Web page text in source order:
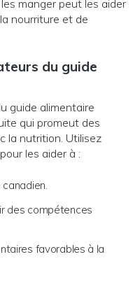
manger peut les aider
nourriture et de
du guide
guide alimentaire
qui promeut des
la nutrition. Utilisez
les aider à :
des compétences
favorables à la